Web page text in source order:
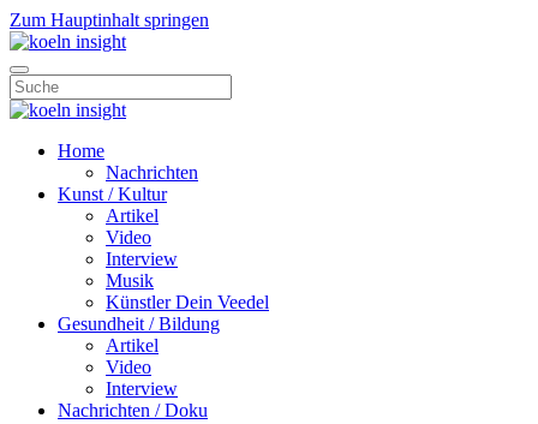
Zum Hauptinhalt springen
Home
Nachrichten
Kunst / Kultur
Artikel
Video
Interview
Musik
Künstler Dein Veedel
Gesundheit / Bildung
Artikel
Video
Interview
Nachrichten / Doku